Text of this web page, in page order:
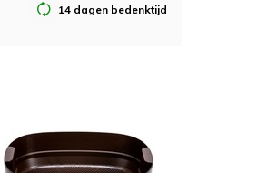
14 dagen bedenktijd